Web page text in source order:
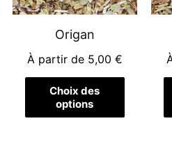
Origan
À partir de 5,00 €
Choix des
options
options